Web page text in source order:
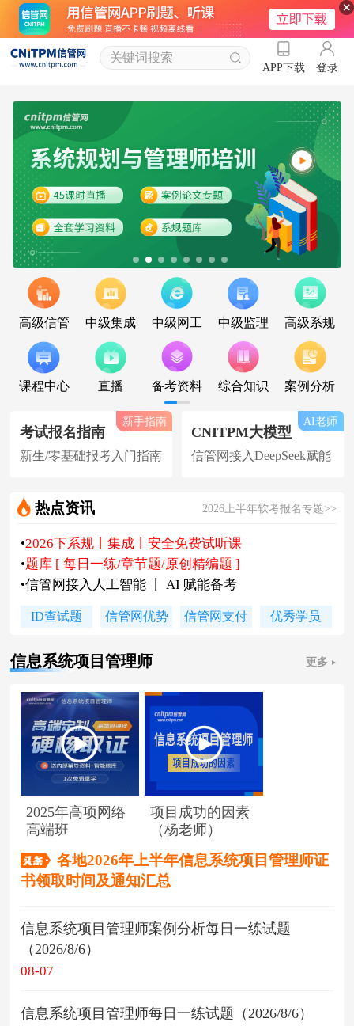
APP下载 登录
高级信管 中级集成 中级网工 中级监理 高级系规
课程中心 直播 备考资料 综合知识 案例分析
考试报名指南
新生/零基础报考入门指南
新手指南
CNITPM大模型
信管网接入DeepSeek赋能
AI老师
热点资讯 2026上半年软考报名专题>>
•2026下系规丨集成丨安全免费试听课
•题库 [ 每日一练/章节题/原创精编题 ]
•信管网接入人工智能 丨 AI 赋能备考
信管网软考讲师合作招聘(全职/兼职)
•2026上半年软考证书领取时间及通知
ID查试题 信管网优势 信管网支付 优秀学员
信息系统项目管理师 更多
2025年高项网络
高端班
项目成功的因素
（杨老师）
各地2026年上半年信息系统项目管理师证
书领取时间及通知汇总
信息系统项目管理师案例分析每日一练试题
（2026/8/6）
08-07
信息系统项目管理师每日一练试题（2026/8/6）